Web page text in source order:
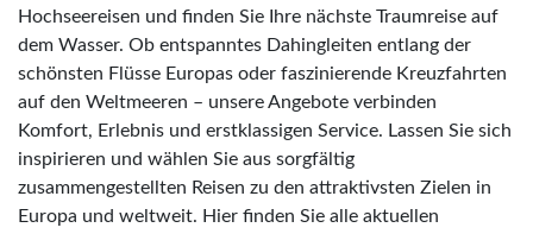
Hochseereisen und finden Sie Ihre nächste Traumreise auf
dem Wasser. Ob entspanntes Dahingleiten entlang der
schönsten Flüsse Europas oder faszinierende Kreuzfahrten
auf den Weltmeeren – unsere Angebote verbinden
Komfort, Erlebnis und erstklassigen Service. Lassen Sie sich
inspirieren und wählen Sie aus sorgfältig
zusammengestellten Reisen zu den attraktivsten Zielen in
Europa und weltweit. Hier finden Sie alle aktuellen